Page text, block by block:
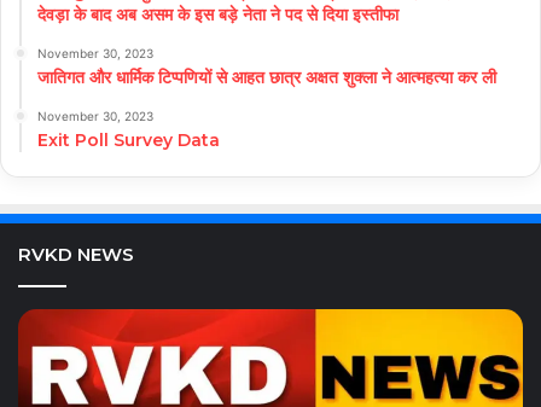
देवड़ा के बाद अब असम के इस बड़े नेता ने पद से दिया इस्तीफा
November 30, 2023
जातिगत और धार्मिक टिप्पणियों से आहत छात्र अक्षत शुक्ला ने आत्महत्या कर ली
November 30, 2023
Exit Poll Survey Data
RVKD NEWS